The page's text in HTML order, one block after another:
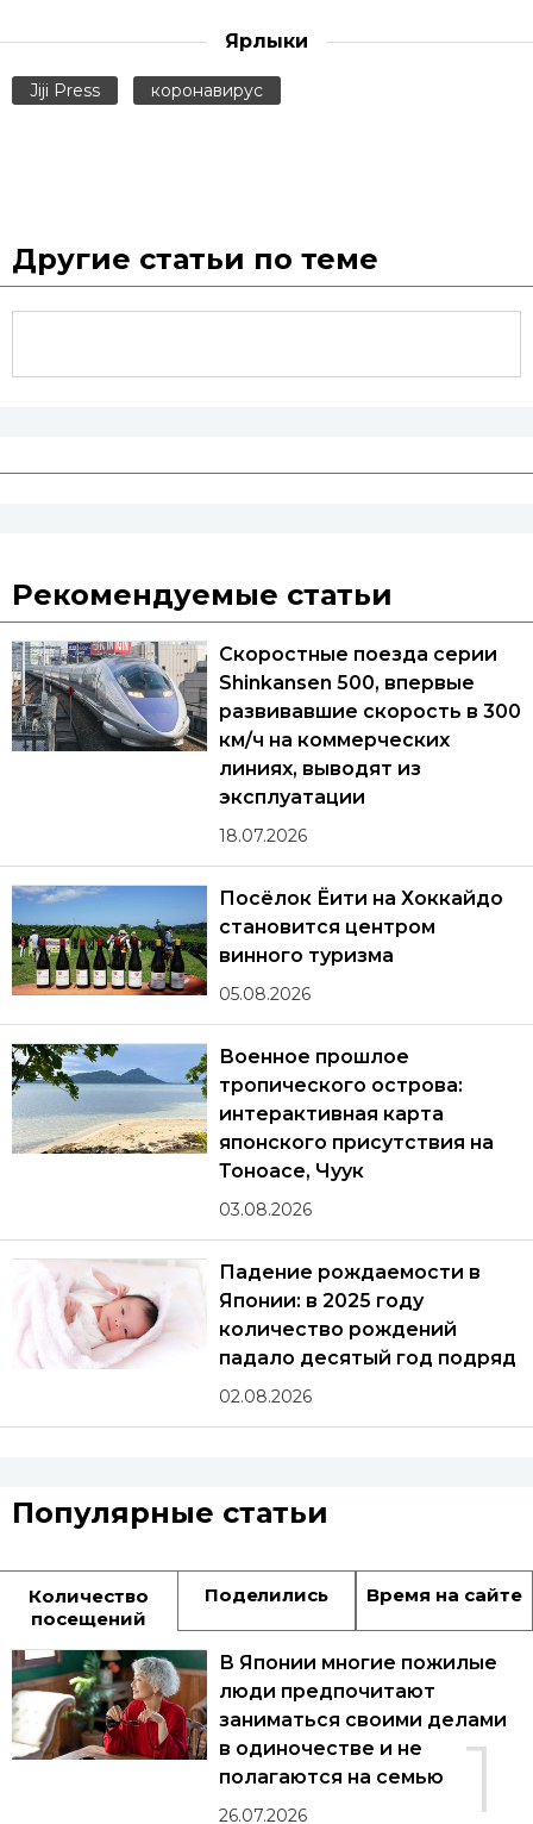
Ярлыки
Jiji Press коронавирус
Другие статьи по теме
Рекомендуемые статьи
Скоростные поезда серии
Shinkansen 500, впервые
развивавшие скорость в 300
км/ч на коммерческих
линиях, выводят из
эксплуатации
18.07.2026
Посёлок Ёити на Хоккайдо
становится центром
винного туризма
05.08.2026
Военное прошлое
тропического острова:
интерактивная карта
японского присутствия на
Тоноасе, Чуук
03.08.2026
Падение рождаемости в
Японии: в 2025 году
количество рождений
падало десятый год подряд
02.08.2026
Популярные статьи
Количество
посещений
Поделились Время на сайте
1
В Японии многие пожилые
люди предпочитают
заниматься своими делами
в одиночестве и не
полагаются на семью
26.07.2026